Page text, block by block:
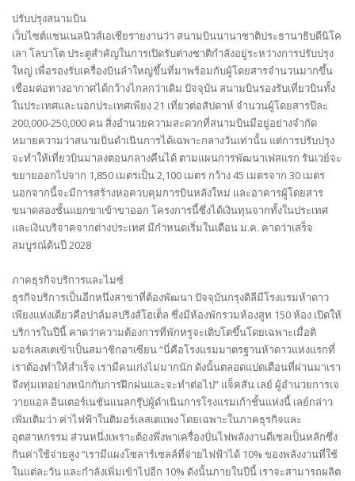
ปรับปรุงสนามบิน
เว็บไซต์แชนเนลนิวส์เอเชียรายงานว่า สนามบินนานาชาติประธานาธิบดีนิโค
เลา โลบาโต ประตูสำคัญในการเปิดรับต่างชาติกำลังอยู่ระหว่างการปรับปรุง
ใหญ่ เพื่อรองรับเครื่องบินลำใหญ่ขึ้นที่มาพร้อมกับผู้โดยสารจำนวนมากขึ้น
เชื่อมต่อทางอากาศได้กว้างไกลกว่าเดิม ปัจจุบัน สนามบินรองรับเที่ยวบินทั้ง
ในประเทศและนอกประเทศเพียง 21 เที่ยวต่อสัปดาห์ จำนวนผู้โดยสารปีละ
200,000-250,000 คน สิ่งอำนวยความสะดวกที่สนามบินมีอยู่อย่างจำกัด
หมายความว่าสนามบินดำเนินการได้เฉพาะกลางวันเท่านั้น แต่การปรับปรุง
จะทำให้เที่ยวบินมาลงตอนกลางคืนได้ ตามแผนการพัฒนาเฟสแรก รันเวย์จะ
ขยายออกไปจาก 1,850 เมตรเป็น 2,100 เมตร กว้าง 45 เมตรจาก 30 เมตร
นอกจากนี้จะมีการสร้างหอควบคุมการบินหลังใหม่ และอาคารผู้โดยสาร
ขนาดสองชั้นแยกขาเข้าขาออก โครงการนี้ซึ่งได้เงินทุนจากทั้งในประเทศ
และเงินบริจาคจากต่างประเทศ มีกำหนดเริ่มในเดือน ม.ค. คาดว่าเสร็จ
สมบูรณ์ต้นปี 2028
ภาคธุรกิจบริการและไมซ์
ธุรกิจบริการเป็นอีกหนึ่งสาขาที่ต้องพัฒนา ปัจจุบันกรุงดิลีมีโรงแรมห้าดาว
เพียงแห่งเดียวคือปาล์มสปริงส์โฮเต็ล ซึ่งมีห้องพักรวมห้องสูท 150 ห้อง เปิดให้
บริการในปีนี้ คาดว่าความต้องการที่พักหรูจะเติบโตขึ้นโดยเฉพาะเมื่อติ
มอร์เลสเตเข้าเป็นสมาชิกอาเซียน “นี่คือโรงแรมมาตรฐานห้าดาวแห่งแรกที่
เราต้องทำให้สำเร็จ เรามีคนเก่งไม่มากนัก ดังนั้นตลอดแปดเดือนที่ผ่านมาเรา
จึงทุ่มเทอย่างหนักกับการฝึกฝนและจะทำต่อไป” แจ็คสัน เลย์ ผู้อำนวยการเจ
วายแอล อินเตอร์เนชันแนลกรุ๊ปผู้ดำเนินการโรงแรมเก้าชั้นแห่งนี้ เลย์กล่าว
เพิ่มเติมว่า ค่าไฟฟ้าในติมอร์เลสเตแพง โดยเฉพาะในภาคธุรกิจและ
อุตสาหกรรม ส่วนหนึ่งเพราะต้องพึ่งพาเครื่องปั่นไฟพลังงานดีเซลเป็นหลักซึ่ง
กินค่าใช้จ่ายสูง “เรามีแผงโซลาร์เซลล์ที่จ่ายไฟฟ้าได้ 10% ของพลังงานที่ใช้
ในแต่ละวัน และกำลังเพิ่มเข้าไปอีก 10% ดังนั้นภายในปีนี้ เราจะสามารถผลิต